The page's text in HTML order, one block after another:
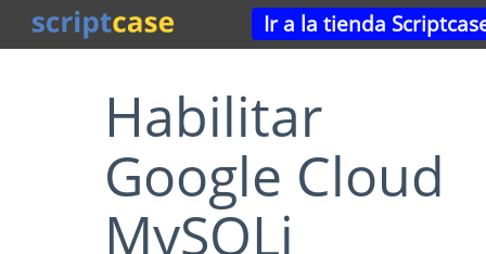
Ir a la tienda
Habilitar
Google Cloud
MySQLi